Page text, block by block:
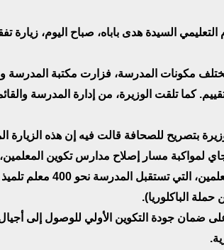
التعليمي السيدة هدى باباه، صباح اليوم، زيارة
مكونات المدرسة، فزارت مكتبة المدرسة و
كما تلقت الوزيرة، من إدارة المدرسة
بتصريح للصحافة قالت فيه إن هذه الزيارة
اجاي لمواكبة مسار إصلاح مدارس تكوين
ضمان جودة التكوين الأولي للوصول إلى أجيال